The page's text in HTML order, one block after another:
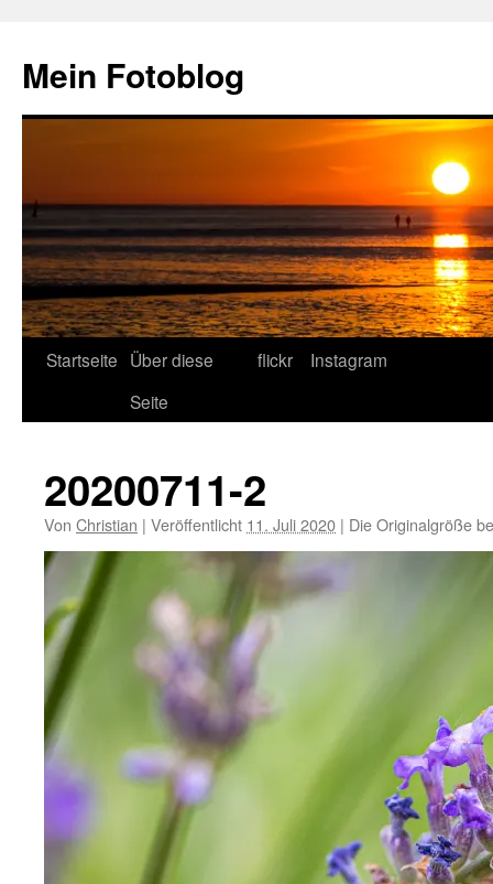
springen
Mein Fotoblog
Startseite Über diese
Seite
flickr Instagram
20200711-2
Von Christian | Veröffentlicht 11. Juli 2020 | Die Originalgröße